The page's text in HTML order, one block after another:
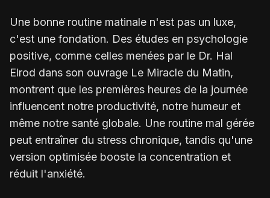
Une bonne routine matinale n'est pas un luxe,
c'est une fondation. Des études en psychologie
positive, comme celles menées par le Dr. Hal
Elrod dans son ouvrage Le Miracle du Matin,
montrent que les premières heures de la journée
influencent notre productivité, notre humeur et
même notre santé globale. Une routine mal gérée
peut entraîner du stress chronique, tandis qu'une
version optimisée booste la concentration et
réduit l'anxiété.